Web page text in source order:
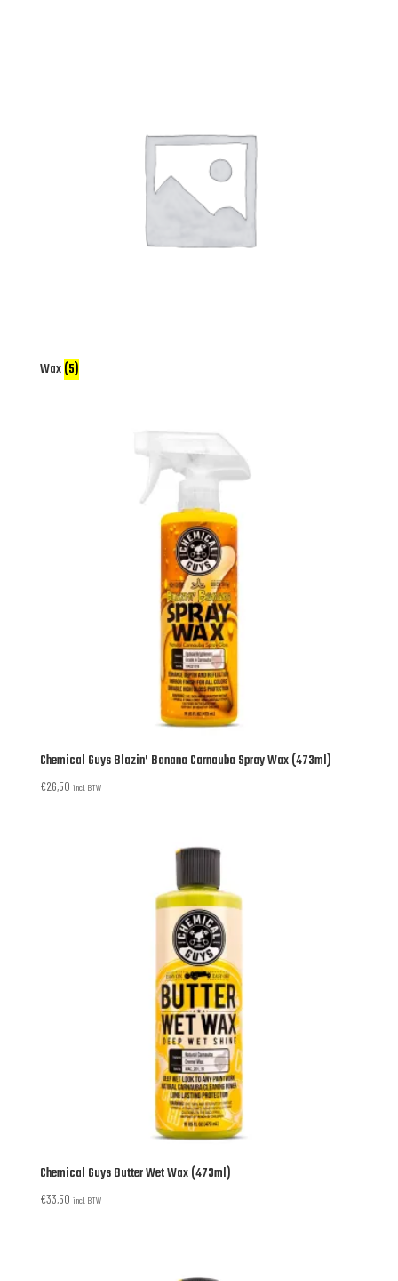
Wax(5)
Chemical Guys Blazin’ Banana Carnauba Spray Wax (473ml)
€26,50 incl. BTW
Chemical Guys Butter Wet Wax (473ml)
€33,50 incl. BTW